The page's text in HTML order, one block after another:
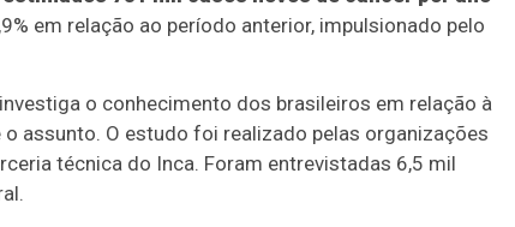
em relação ao período anterior, impulsionado pelo
o conhecimento dos brasileiros em relação à
assunto. O estudo foi realizado pelas organizações
técnica do Inca. Foram entrevistadas 6,5 mil